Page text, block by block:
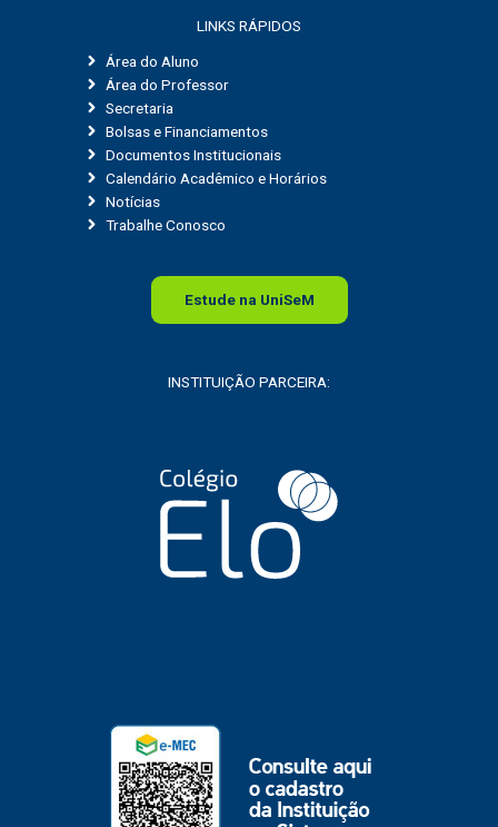
LINKS RÁPIDOS
Área do Aluno
Área do Professor
Secretaria
Bolsas e Financiamentos
Documentos Institucionais
Calendário Acadêmico e Horários
Notícias
Trabalhe Conosco
Estude na UniSeM
INSTITUIÇÃO PARCEIRA: